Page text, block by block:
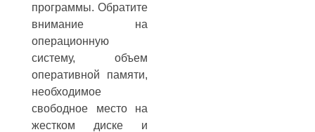
программы. Обратите
внимание на
операционную
систему, объем
оперативной памяти,
необходимое
свободное место на
жестком диске и